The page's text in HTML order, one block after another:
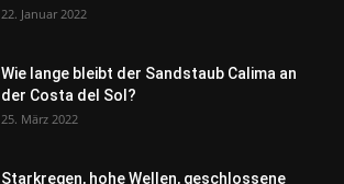
22. Januar 2022
Wie lange bleibt der Sandstaub Calima an
der Costa del Sol?
25. März 2022
Starkregen, hohe Wellen, geschlossene